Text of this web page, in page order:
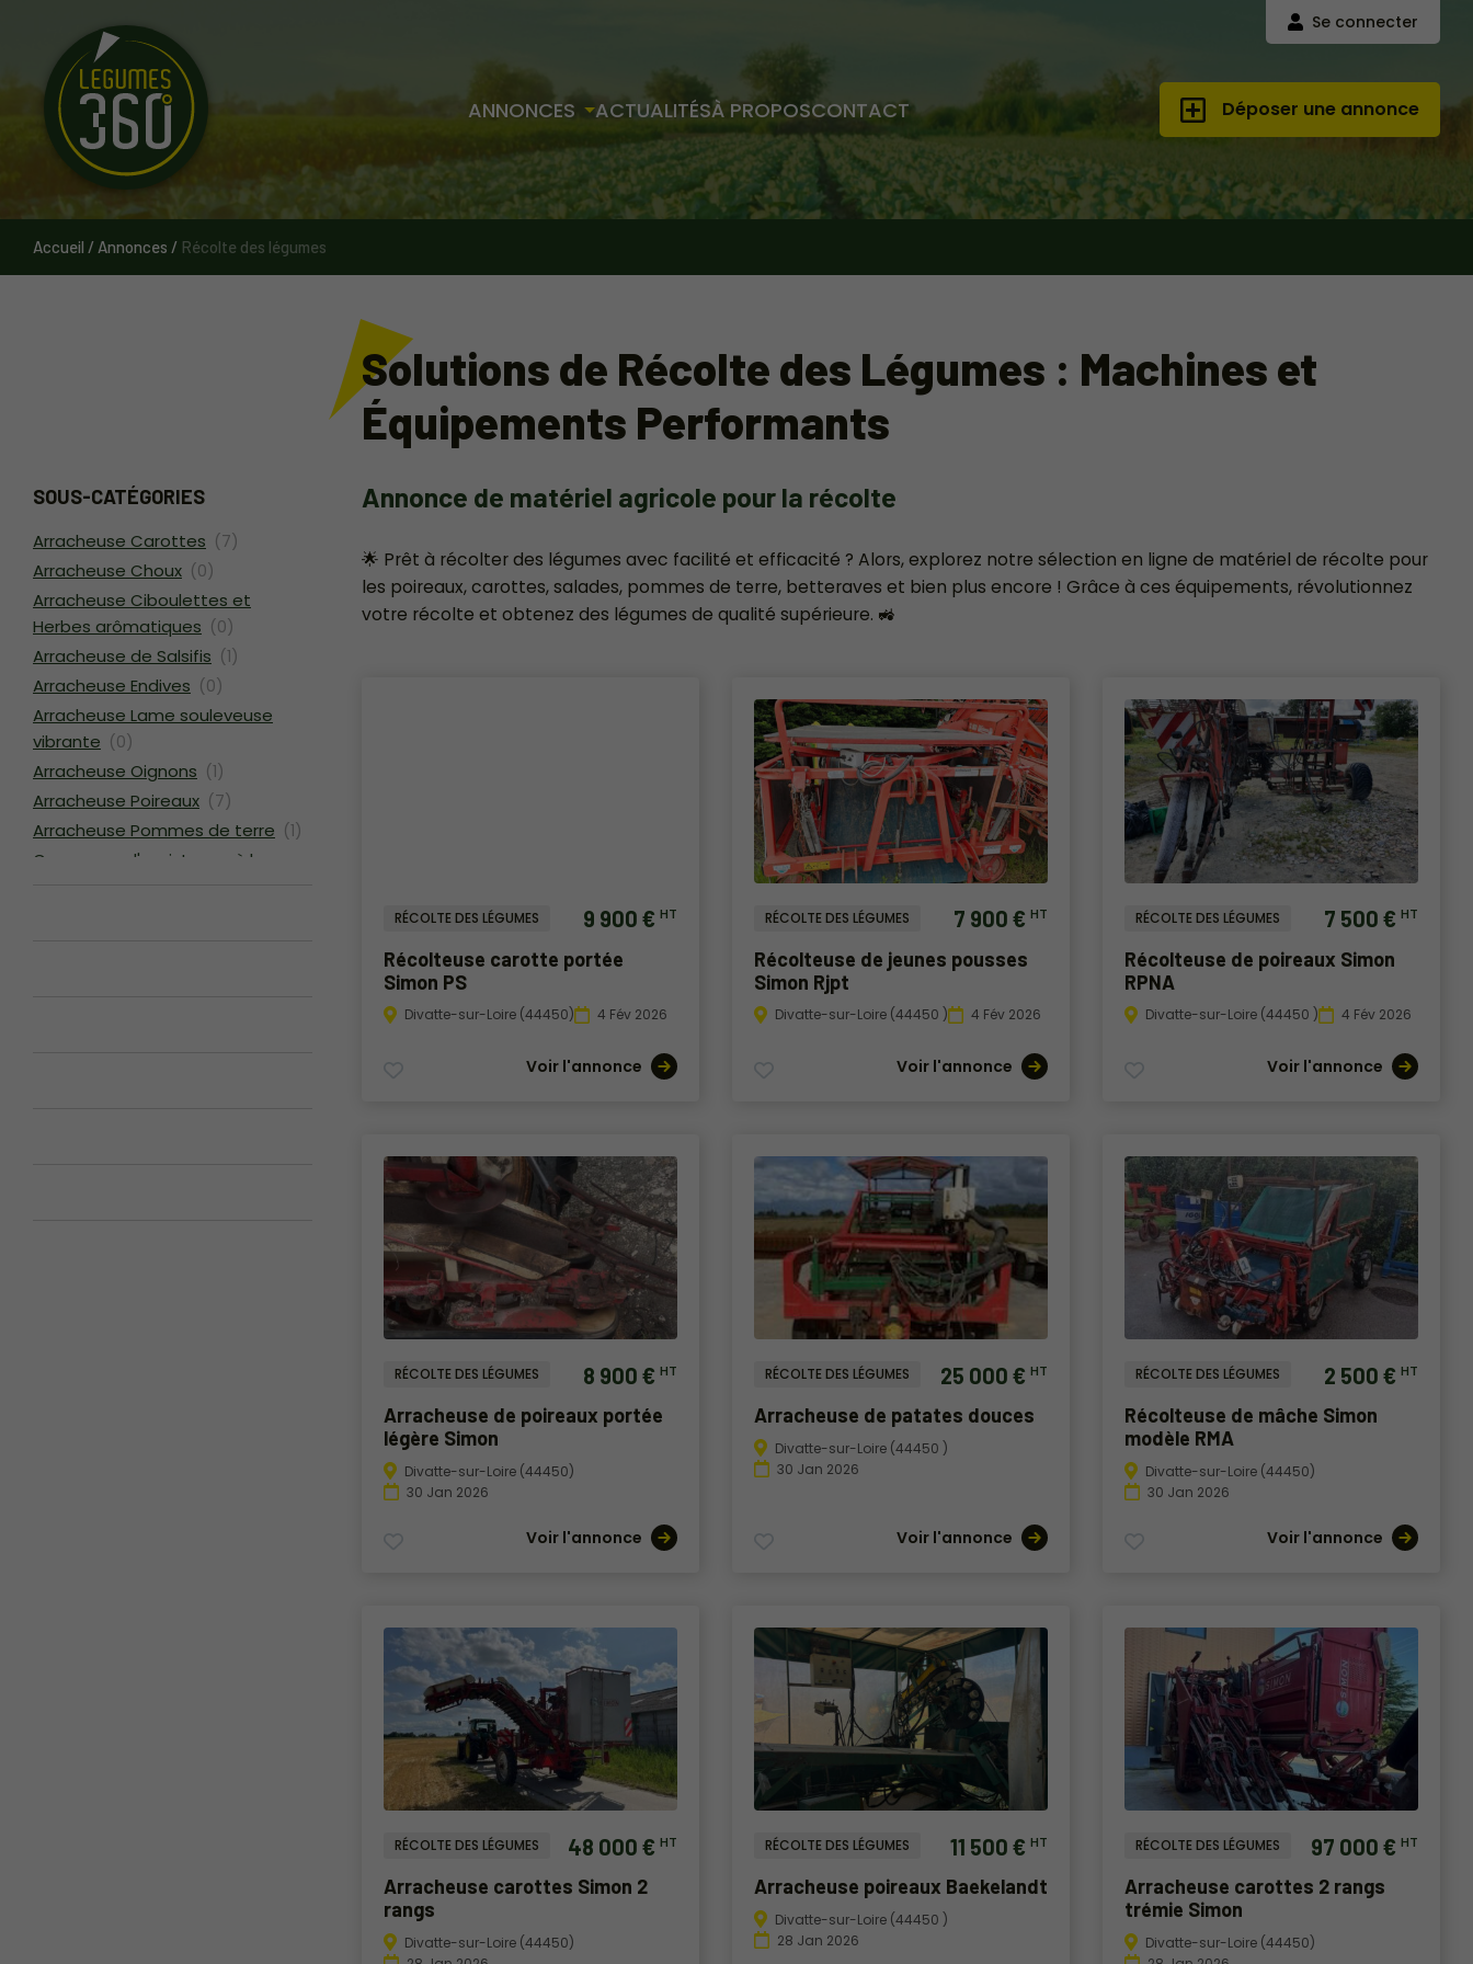
ANNONCES ACTUALITÉSÀ PROPOSCONTACT Déposer une annonce
Se connecter
Accueil / Annonces / Récolte des légumes
Solutions de Récolte des Légumes : Machines et
Équipements Performants
SOUS-CATÉGORIES
Arracheuse Carottes (7)
Arracheuse Choux (0)
Arracheuse Ciboulettes et
Herbes arômatiques (0)
Arracheuse de Salsifis (1)
Arracheuse Endives (0)
Arracheuse Lame souleveuse
vibrante (0)
Arracheuse Oignons (1)
Arracheuse Poireaux (7)
Arracheuse Pommes de terre (1)
Convoyeur d'assistance à la
Annonce de matériel agricole pour la récolte
🌟 Prêt à récolter des légumes avec facilité et efficacité ? Alors, explorez notre sélection en ligne de matériel de récolte pour
les poireaux, carottes, salades, pommes de terre, betteraves et bien plus encore ! Grâce à ces équipements, révolutionnez
votre récolte et obtenez des légumes de qualité supérieure. 🚜
RÉCOLTE DES LÉGUMES 9 900 € HT
Récolteuse carotte portée
Simon PS
Divatte-sur-Loire (44450) 4 Fév 2026
Voir l'annonce
RÉCOLTE DES LÉGUMES 7 900 € HT
Récolteuse de jeunes pousses
Simon Rjpt
Divatte-sur-Loire (44450 ) 4 Fév 2026
Voir l'annonce
RÉCOLTE DES LÉGUMES 7 500 € HT
Récolteuse de poireaux Simon
RPNA
Divatte-sur-Loire (44450 ) 4 Fév 2026
Voir l'annonce
RÉCOLTE DES LÉGUMES 8 900 € HT
Arracheuse de poireaux portée
légère Simon
Divatte-sur-Loire (44450)
30 Jan 2026
Voir l'annonce
RÉCOLTE DES LÉGUMES 25 000 € HT
Arracheuse de patates douces
Divatte-sur-Loire (44450 )
30 Jan 2026
Voir l'annonce
RÉCOLTE DES LÉGUMES 2 500 € HT
Récolteuse de mâche Simon
modèle RMA
Divatte-sur-Loire (44450)
30 Jan 2026
Voir l'annonce
RÉCOLTE DES LÉGUMES 48 000 € HT
Arracheuse carottes Simon 2
rangs
Divatte-sur-Loire (44450)
RÉCOLTE DES LÉGUMES 11 500 € HT
Arracheuse poireaux Baekelandt
Divatte-sur-Loire (44450 )
28 Jan 2026
RÉCOLTE DES LÉGUMES 97 000 € HT
Arracheuse carottes 2 rangs
trémie Simon
Divatte-sur-Loire (44450)